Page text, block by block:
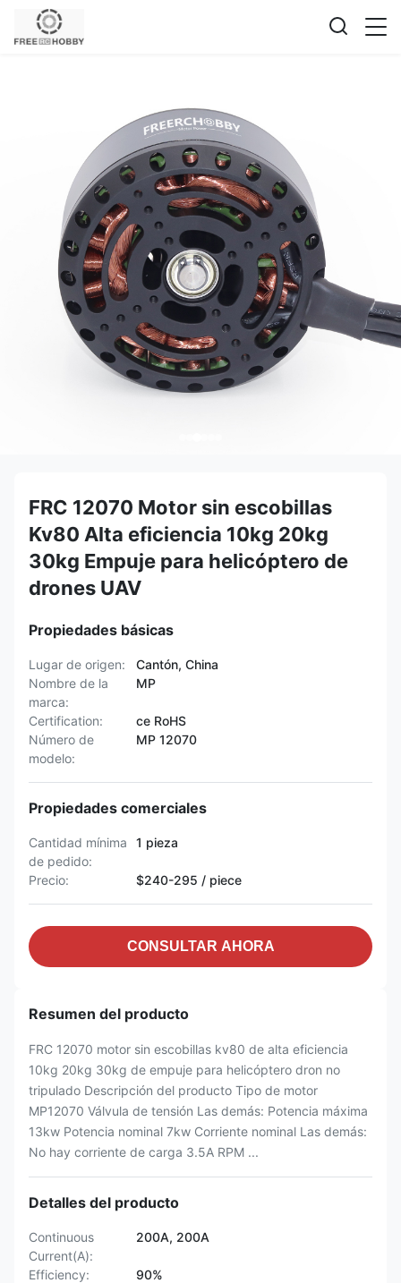
FRC 12070 Motor sin escobillas
Kv80 Alta eficiencia 10kg 20kg
30kg Empuje para helicóptero de
drones UAV
Propiedades básicas
Lugar de origen:
Cantón, China
Nombre de la
marca:
MP
Certification:
ce RoHS
Número de
modelo:
MP 12070
Propiedades comerciales
Cantidad mínima
de pedido:
1 pieza
Precio: $240-295 / piece
CONSULTAR AHORA
Resumen del producto
FRC 12070 motor sin escobillas kv80 de alta eficiencia
10kg 20kg 30kg de empuje para helicóptero dron no
tripulado Descripción del producto Tipo de motor
MP12070 Válvula de tensión Las demás: Potencia máxima
13kw Potencia nominal 7kw Corriente nominal Las demás:
No hay corriente de carga 3.5A RPM ...
Detalles del producto
Continuous
Current(A):
200A, 200A
Efficiency:
90%